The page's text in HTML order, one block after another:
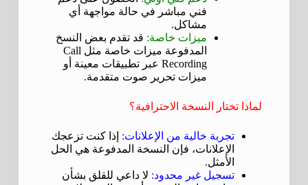
فني مباشر في حالة مواجهة أي
مشاكل.
ميزات خاصة: قد تقدم بعض النسخ
المدفوعة ميزات خاصة مثل Call
Recording عبر تطبيقات معينة أو
ميزات تحرير صوت متقدمة.
لماذا تختار النسخة الاحترافية؟
تجربة خالية من الإعلانات: إذا كنت تزعجك
الإعلانات، فإن النسخة المدفوعة هي الحل
الأمثل.
تسجيل غير محدود: لا داعي للقلق بشأن